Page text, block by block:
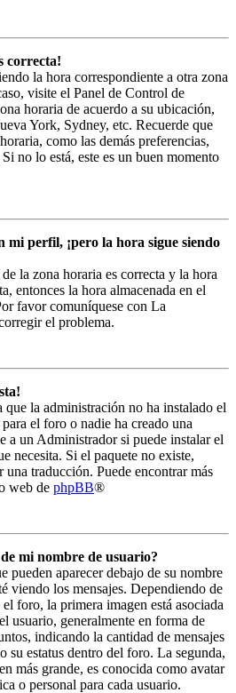
correcta!
la hora correspondiente a otra zona
visite el Panel de Control de
horaria de acuerdo a su ubicación,
York, Sydney, etc. Recuerde que
como las demás preferencias,
no lo está, este es un buen momento
mi perfil, ¡pero la hora sigue siendo
la zona horaria es correcta y la hora
entonces la hora almacenada en el
favor comuníquese con La
el problema.
que la administración no ha instalado el
el foro o nadie ha creado una
a un Administrador si puede instalar el
necesita. Si el paquete no existe,
una traducción. Puede encontrar más
web de phpBB®
mi nombre de usuario?
pueden aparecer debajo de su nombre
viendo los mensajes. Dependiendo de
foro, la primera imagen está asociada
usuario, generalmente en forma de
indicando la cantidad de mensajes
su estatus dentro del foro. La segunda,
más grande, es conocida como avatar
o personal para cada usuario.